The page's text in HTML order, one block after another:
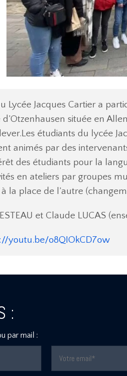
Lycée Jacques Cartier a
située en
étudiants du lycée
animés par des
des étudiants pour la
en ateliers par groupes
la place de l’autre
et Claude LUCAS
youtu.be/o8QIOkCD7ow
:
par mail :